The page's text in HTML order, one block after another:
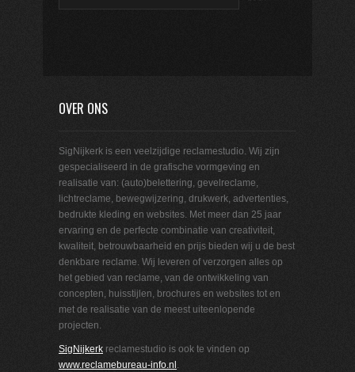
OVER ONS
SigNijkerk is een veelzijdige reclamestudio. Wij zijn
gespecialiseerd in de grafische vormgeving en
realisatie van: (auto)belettering, gevelreclame,
lichtreclame, bewegwijzering, drukwerk, advertenties,
bedrukte kleding en websites. Met meer dan 25 jaar
ervaring en de perfecte combinatie van creativiteit,
kwaliteit, betrouwbaarheid en prijs bieden wij u de best
denkbare reclame. Wij leveren of verzorgen alles op
het gebied van reclame, van de ontwikkeling van
concepten, huisstijlen, brochures en websites tot en
met de realisatie van de meest uiteenlopende
projecten.
SigNijkerk reclamestudio is ook te vinden op
www.reclamebureau-info.nl .